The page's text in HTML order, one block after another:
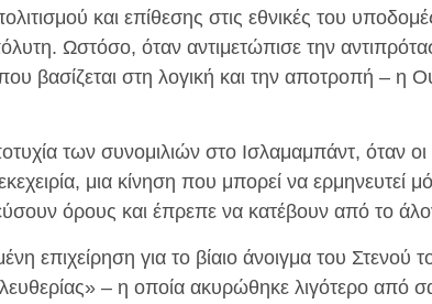
και επίθεσης στις εθνικές του
Ωστόσο, όταν αντιμετώπισε την
βασίζεται στη λογική και την αποτροπή – η
των συνομιλιών στο Ισλαμαμπάντ, όταν οι
μια κίνηση που μπορεί να ερμηνευτεί
όρους και έπρεπε να κατέβουν από το
επιχείρηση για το βίαιο άνοιγμα του Στενού
– η οποία ακυρώθηκε λιγότερο από